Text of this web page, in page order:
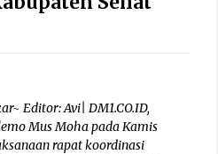
Editor: Avi| DM1.CO.ID,
Mus Moha pada Kamis
rapat koordinasi